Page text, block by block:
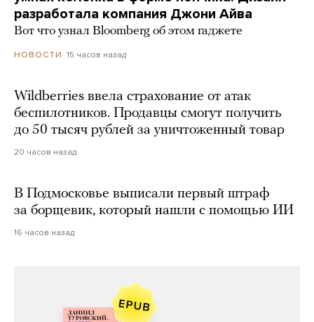
разработала компания Джони Айва
Вот что узнал Bloomberg об этом гаджете
НОВОСТИ 15 часов назад
Wildberries ввела страхование от атак
беспилотников. Продавцы смогут получить
до 50 тысяч рублей за уничтоженный товар
20 часов назад
В Подмосковье выписали первый штраф
за борщевик, который нашли с помощью ИИ
16 часов назад